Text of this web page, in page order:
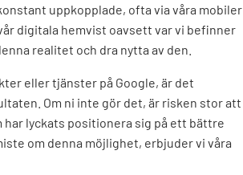
uppkopplade, ofta via våra mobiler
digitala hemvist oavsett var vi befinner
realitet och dra nytta av den.
eller tjänster på Google, är det
Om ni inte gör det, är risken stor att
lyckats positionera sig på ett bättre
om denna möjlighet, erbjuder vi våra